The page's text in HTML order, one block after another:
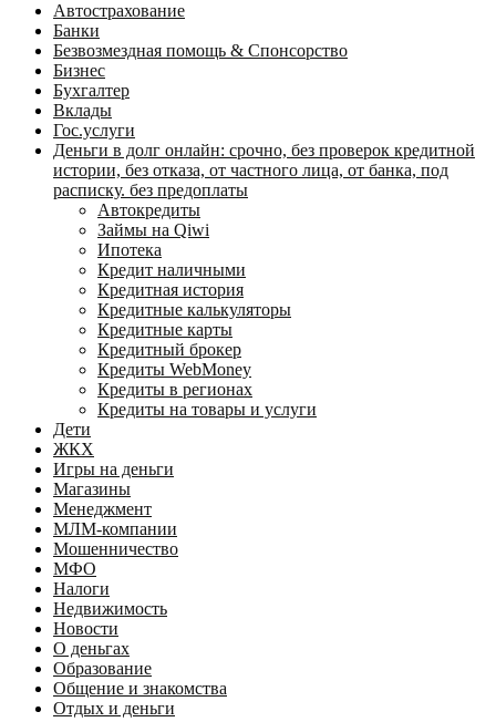
Автострахование
Банки
Безвозмездная помощь & Спонсорство
Бизнес
Бухгалтер
Вклады
Гос.услуги
Деньги в долг онлайн: срочно, без проверок кредитной
истории, без отказа, от частного лица, от банка, под
расписку. без предоплаты
Автокредиты
Займы на Qiwi
Ипотека
Кредит наличными
Кредитная история
Кредитные калькуляторы
Кредитные карты
Кредитный брокер
Кредиты WebMoney
Кредиты в регионах
Кредиты на товары и услуги
Дети
ЖКХ
Игры на деньги
Магазины
Менеджмент
МЛМ-компании
Мошенничество
МФО
Налоги
Недвижимость
Новости
О деньгах
Образование
Общение и знакомства
Отдых и деньги